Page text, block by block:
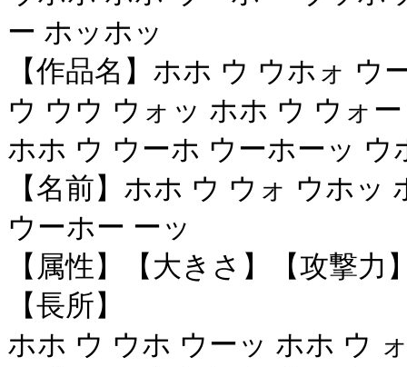
ー ホッホッ
【作品名】ホホ ウ ウホォ
ウ ウウ ウォッ ホホ ウ ウォ
ホホ ウ ウーホ ウーホーッ
【名前】ホホ ウ ウォ ウホ
ウーホー ーッ
【属性】【大きさ】【攻撃
【長所】
ホホ ウ ウホ ウーッ ホホ ウ